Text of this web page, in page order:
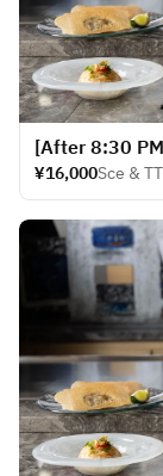
[After 8:30
¥16,000Sce &